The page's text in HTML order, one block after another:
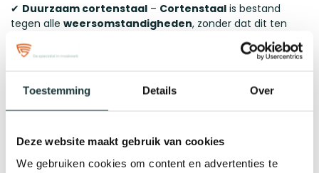
Toestemming Details Over
Deze website maakt gebruik van cookies
We gebruiken cookies om content en advertenties te
✔ Duurzaam cortenstaal – Cortenstaal is bestand
tegen alle weersomstandigheden, zonder dat dit ten
- Dankzij de unieke samenstelling van
nodig.
een robuuste en toch stijlvolle uitstraling.
✔Geen schroeven nodig!- Onze plantenbakken